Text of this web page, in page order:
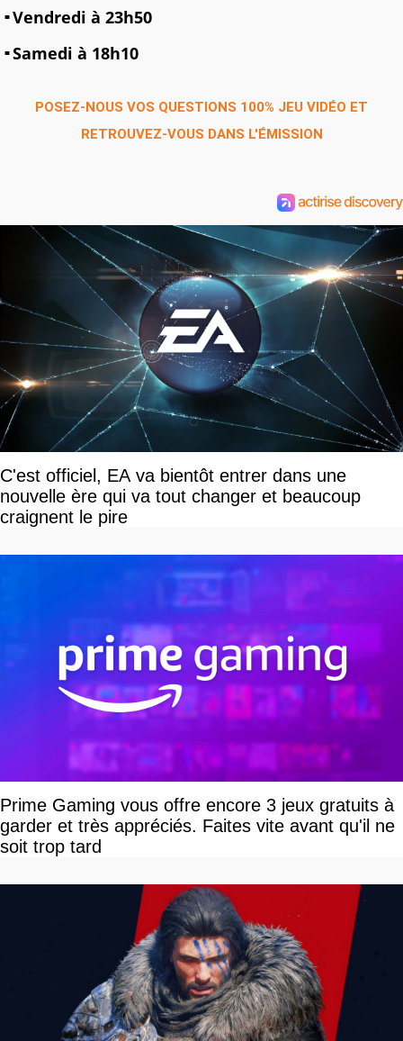
Vendredi à 23h50
Samedi à 18h10
POSEZ-NOUS VOS QUESTIONS 100% JEU VIDÉO ET
RETROUVEZ-VOUS DANS L'ÉMISSION
C'est officiel, EA va bientôt entrer dans une
nouvelle ère qui va tout changer et beaucoup
craignent le pire
Prime Gaming vous offre encore 3 jeux gratuits à
garder et très appréciés. Faites vite avant qu'il ne
soit trop tard